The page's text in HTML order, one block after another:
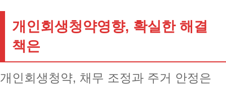
개인회생청약영향, 확실한 해결
책은
개인회생청약, 채무 조정과 주거 안정은